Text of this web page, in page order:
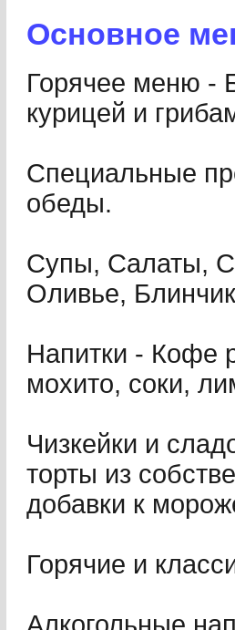
Основное
Горячее меню -
курицей и
Специальные
обеды.
Супы, Салаты,
Оливье,
Напитки - Кофе
мохито, соки,
Чизкейки и
торты из
добавки к
Горячие и